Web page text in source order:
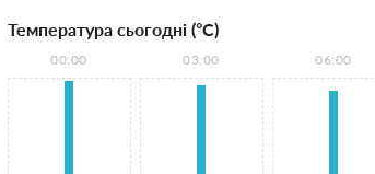
Температура сьогодні (°С)
00:00 03:00 06:00